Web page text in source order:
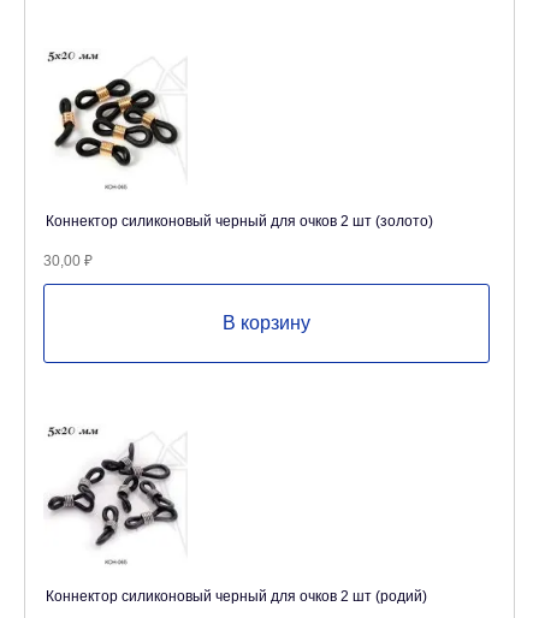
Коннектор силиконовый черный для очков 2 шт (золото)
30,00 ₽
В корзину
Коннектор силиконовый черный для очков 2 шт (родий)